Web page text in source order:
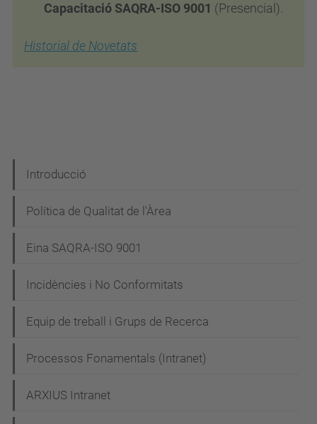
Capacitació SAQRA-ISO 9001 (Presencial).
Historial de Novetats
a
v
g
a
i
ó
Introducció
Política de Qualitat de l'Àrea
Eina SAQRA-ISO 9001
Incidències i No Conformitats
Equip de treball i Grups de Recerca
Processos Fonamentals (Intranet)
ARXIUS Intranet